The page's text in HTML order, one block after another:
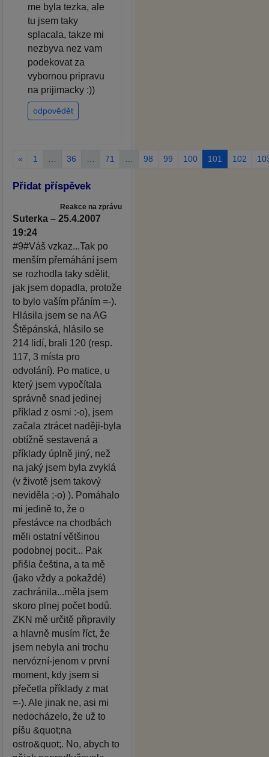
me byla tezka, ale
tu jsem taky
splacala, takze mi
nezbyva nez vam
podekovat za
vybornou pripravu
na prijimacky :))
odpovědět
« 1 36 71 98 99 100 101 102
Přidat příspěvek
Reakce na zprávu
Suterka – 25.4.2007
19:24
#9#Váš vzkaz...Tak po
menším přemáhání jsem
se rozhodla taky sdělit,
jak jsem dopadla, protože
to bylo vaším přáním =-).
Hlásila jsem se na AG
Štěpánská, hlásilo se
214 lidí, brali 120 (resp.
117, 3 místa pro
odvolání). Po matice, u
který jsem vypočítala
správně snad jedinej
příklad z osmi :-o), jsem
začala ztrácet naději-byla
obtížně sestavená a
příklady úplně jiný, než
na jaký jsem byla zvyklá
(v životě jsem takový
neviděla ;-o) ). Pomáhalo
mi jedině to, že o
přestávce na chodbách
měli ostatní většinou
podobnej pocit... Pak
přišla čeština, a ta mě
(jako vždy a pokaždé)
zachránila...měla jsem
skoro plnej počet bodů.
ZKN mě určitě připravily
a hlavně musím říct, že
jsem nebyla ani trochu
nervózní-jenom v první
moment, kdy jsem si
přečetla příklady z mat
=-). Ale jinak ne, asi mi
nedocházelo, že už to
píšu &quot;na
ostro&quot;. No, abych to